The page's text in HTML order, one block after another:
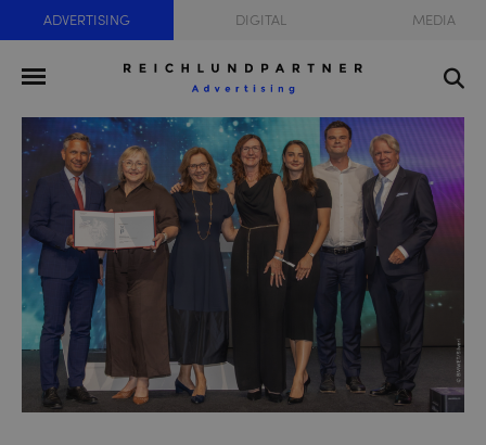
ADVERTISING DIGITAL MEDIA